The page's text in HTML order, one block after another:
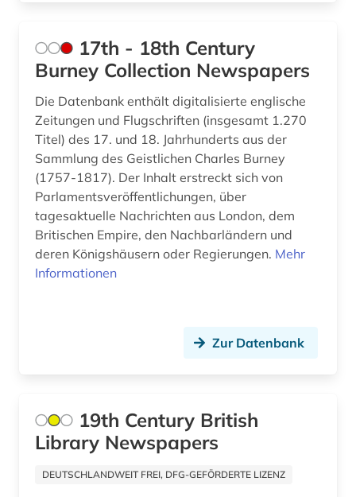
ausland (3)
ausländer (1)
aussenpolitik (1)
aussenwirtschaft (1)
australien (4)
auswanderungspolitik (1)
auswärtiger ausschuss des deutschen
außenministerium (2)
Serbien (7)
Slowakei (5)
Slowenien (6)
Spanien (3)
Suedamerika (28)
Suedasien (6)
Tuerkei (3)
USA (70)
Ukraine (17)
17th - 18th Century
Burney Collection Newspapers
Die Datenbank enthält digitalisierte englische
Zeitungen und Flugschriften (insgesamt 1.270
Titel) des 17. und 18. Jahrhunderts aus der
Sammlung des Geistlichen Charles Burney
(1757-1817). Der Inhalt erstreckt sich von
Parlamentsveröffentlichungen, über
tagesaktuelle Nachrichten aus London, dem
Britischen Empire, den Nachbarländern und
deren Königshäusern oder Regierungen. Mehr
Informationen
Zur Datenbank
19th Century British
Library Newspapers
DEUTSCHLANDWEIT FREI, DFG-GEFÖRDERTE LIZENZ